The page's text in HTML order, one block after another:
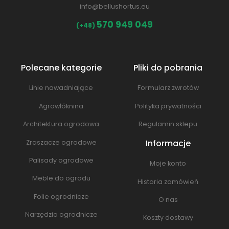
info@bellushortus.eu
(+48) 570 949 049
Polecane kategorie
Linie nawadniające
Agrowłóknina
Architektura ogrodowa
Zraszacze ogrodowe
Palisady ogrodowe
Meble do ogrodu
Folie ogrodnicze
Narzędzia ogrodnicze
Pliki do pobrania
Formularz zwrotów
Polityka prywatności
Regulamin sklepu
Informacje
Moje konto
Historia zamówień
O nas
Koszty dostawy